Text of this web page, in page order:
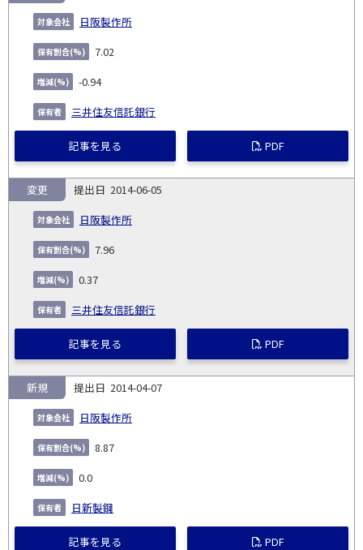
日阪製作所
7.02
-0.94
三井住友信託銀行
記事を見る PDF
2014-06-05
日阪製作所
変更
7.96
0.37
三井住友信託銀行
記事を見る PDF
2014-04-07
日阪製作所
新規
8.87
0.0
日新製鋼
記事を見る PDF